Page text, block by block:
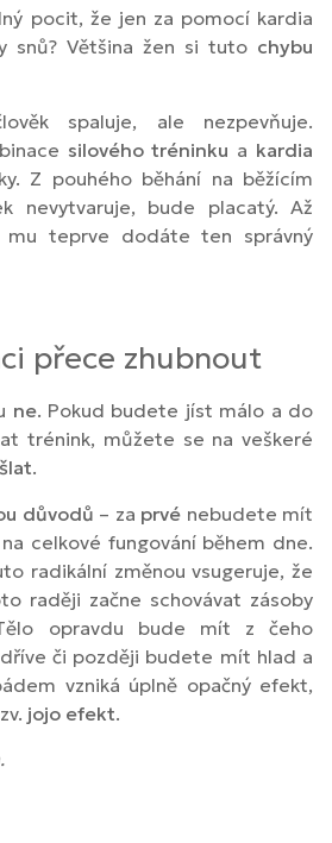
pocit, že jen za pomocí kardia
snů? Většina žen si tuto chybu
spaluje, ale nezpevňuje.
silového tréninku a kardia
Z pouhého běhání na běžícím
nevytvaruje, bude placatý. Až
mu teprve dodáte ten správný
přece zhubnout
ne. Pokud budete jíst málo a do
trénink, můžete se na veškeré
.
důvodů – za prvé nebudete mít
celkové fungování během dne.
radikální změnou vsugeruje, že
raději začne schovávat zásoby
opravdu bude mít z čeho
či později budete mít hlad a
vzniká úplně opačný efekt,
jojo efekt.